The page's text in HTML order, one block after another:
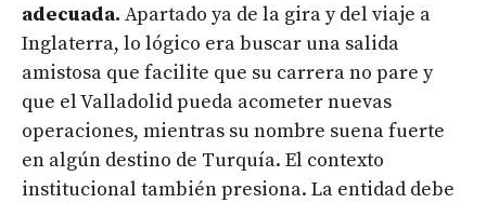
adecuada. Apartado ya de la gira y del viaje a
Inglaterra, lo lógico era buscar una salida
amistosa que facilite que su carrera no pare y
que el Valladolid pueda acometer nuevas
operaciones, mientras su nombre suena fuerte
en algún destino de Turquía. El contexto
institucional también presiona. La entidad debe